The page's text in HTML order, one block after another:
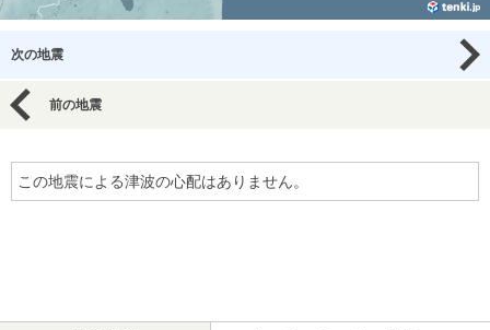
次の地震
前の地震
この地震による津波の心配はありません。